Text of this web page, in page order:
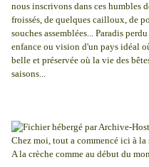
nous inscrivons dans ces humbles
froissés, de quelques cailloux, de
souches assemblées... Paradis
enfance ou vision d'un pays idéal
belle et préservée où la vie des
saisons...
Chez moi, tout a commencé ici à
A la crèche comme au début du